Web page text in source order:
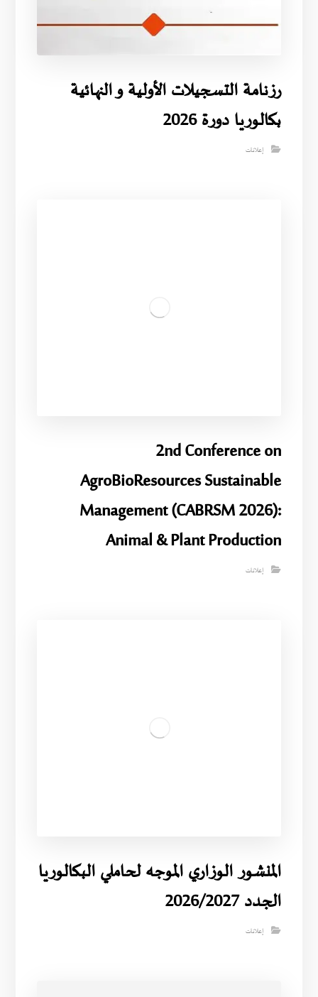
رزنامة التسجيلات الأولية و النهائية
بكالوريا دورة 2026
إعلانات
2nd Conference on
AgroBioResources Sustainable
Management (CABRSM 2026):
Animal & Plant Production
إعلانات
المنشور الوزاري الموجه لحاملي البكالوريا
الجدد 2026/2027
إعلانات